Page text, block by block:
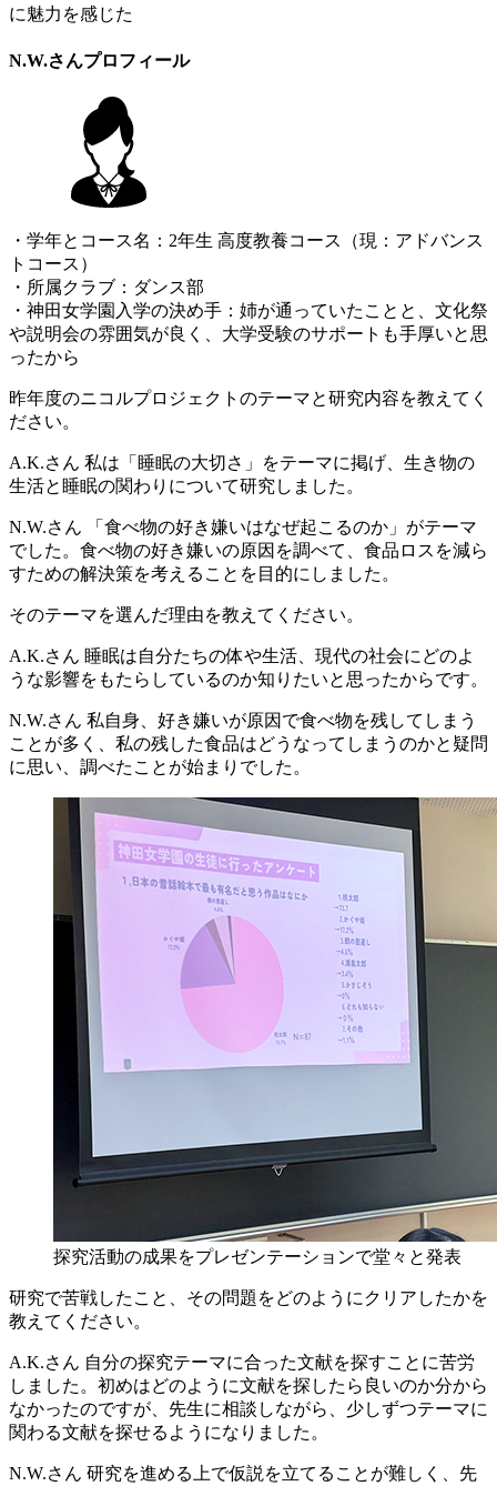
に魅力を感じた
N.W.さんプロフィール
・学年とコース名：2年生 高度教養コース（現：アドバンス
トコース）
・所属クラブ：ダンス部
・神田女学園入学の決め手：姉が通っていたことと、文化祭
や説明会の雰囲気が良く、大学受験のサポートも手厚いと思
ったから
昨年度のニコルプロジェクトのテーマと研究内容を教えてく
ださい。
A.K.さん 私は「睡眠の大切さ」をテーマに掲げ、生き物の
生活と睡眠の関わりについて研究しました。
N.W.さん 「食べ物の好き嫌いはなぜ起こるのか」がテーマ
でした。食べ物の好き嫌いの原因を調べて、食品ロスを減ら
すための解決策を考えることを目的にしました。
そのテーマを選んだ理由を教えてください。
A.K.さん 睡眠は自分たちの体や生活、現代の社会にどのよ
うな影響をもたらしているのか知りたいと思ったからです。
N.W.さん 私自身、好き嫌いが原因で食べ物を残してしまう
ことが多く、私の残した食品はどうなってしまうのかと疑問
に思い、調べたことが始まりでした。
探究活動の成果をプレゼンテーションで堂々と発表
研究で苦戦したこと、その問題をどのようにクリアしたかを
教えてください。
A.K.さん 自分の探究テーマに合った文献を探すことに苦労
しました。初めはどのように文献を探したら良いのか分から
なかったのですが、先生に相談しながら、少しずつテーマに
関わる文献を探せるようになりました。
N.W.さん 研究を進める上で仮説を立てることが難しく、先